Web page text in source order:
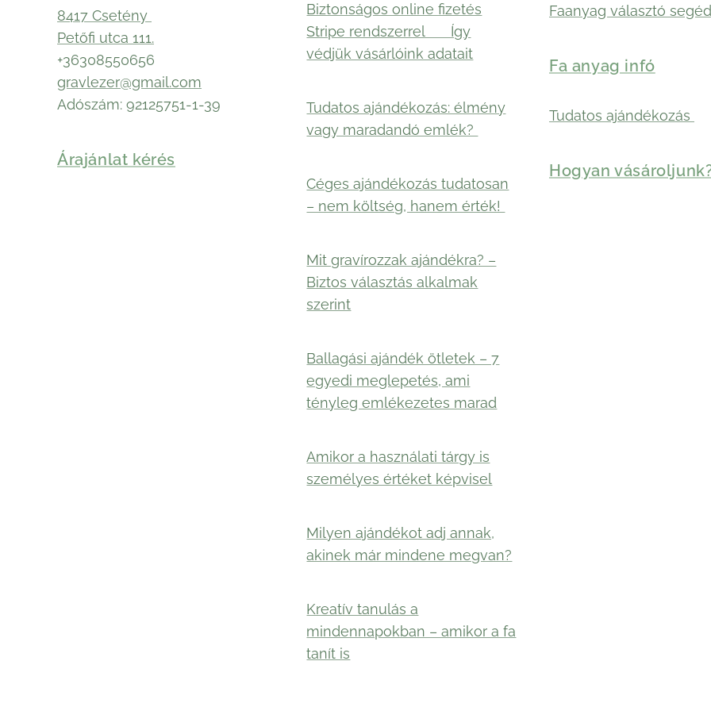
8417 Csetény
Petőfi utca 111.
+36308550656
gravlezer@gmail.com
Adószám: 92125751-1-39
Árajánlat kérés
Biztonságos online fizetés
Stripe rendszerrel 🛡️ Így
védjük vásárlóink adatait
Tudatos ajándékozás: élmény
vagy maradandó emlék?
Céges ajándékozás tudatosan
– nem költség, hanem érték!
Mit gravírozzak ajándékra? –
Biztos választás alkalmak
szerint
Ballagási ajándék ötletek – 7
egyedi meglepetés, ami
tényleg emlékezetes marad
Amikor a használati tárgy is
személyes értéket képvisel
Milyen ajándékot adj annak,
akinek már mindene megvan?
Kreatív tanulás a
mindennapokban – amikor a fa
tanít is
Faanyag választó
Fa anyag infó
Tudatos ajándékozás
Hogyan